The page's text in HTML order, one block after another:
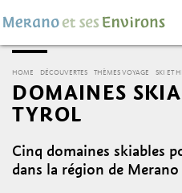
HOME DÉCOUVERTES THÈMES VOYAGE SKI ET
DOMAINES
TYROL
Cinq domaines skiables
dans la région de Merano